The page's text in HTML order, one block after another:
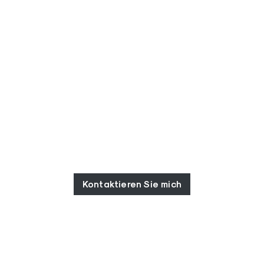
Kontaktieren Sie mich